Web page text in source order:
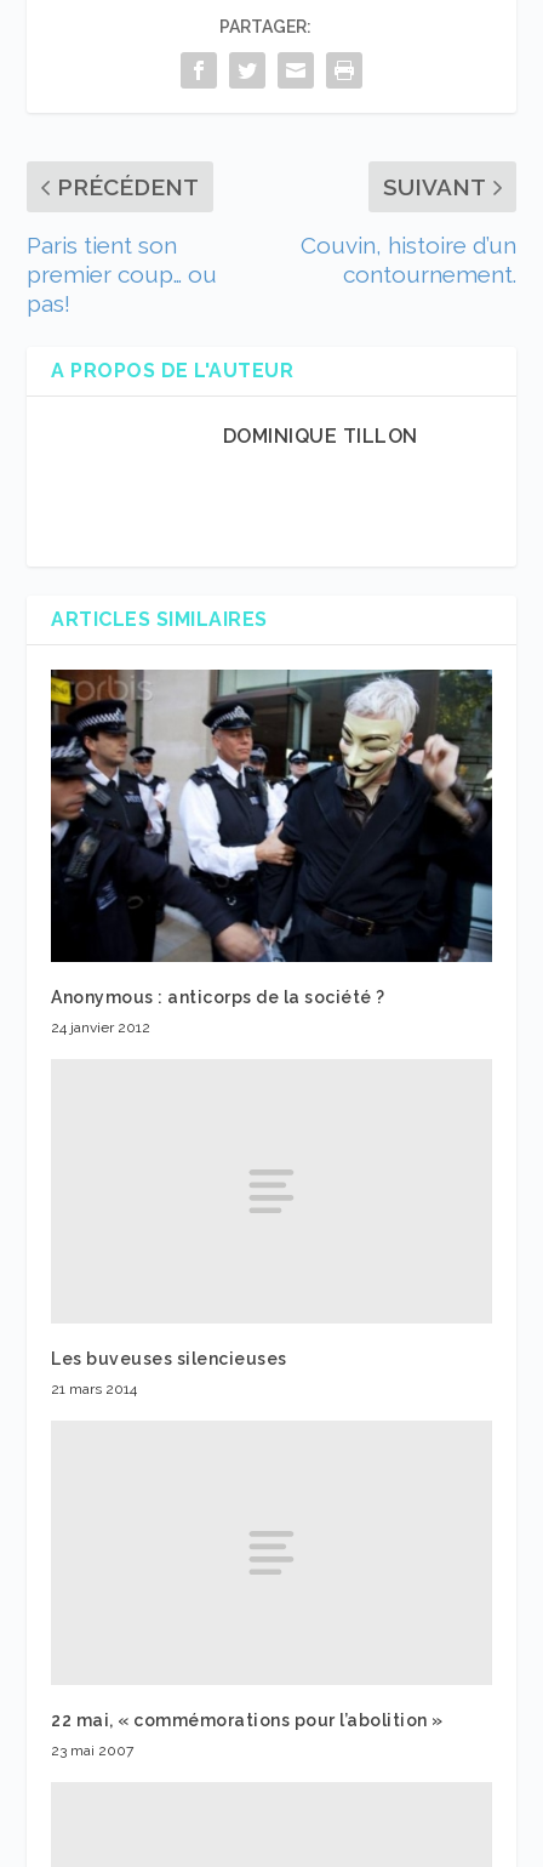
PARTAGER:
PRÉCÉDENT
Paris tient son
premier coup… ou
pas!
SUIVANT
Couvin, histoire d’un
contournement.
A PROPOS DE L'AUTEUR
DOMINIQUE TILLON
ARTICLES SIMILAIRES
Anonymous : anticorps de la société ?
24 janvier 2012
Les buveuses silencieuses
21 mars 2014
22 mai, « commémorations pour l’abolition »
23 mai 2007